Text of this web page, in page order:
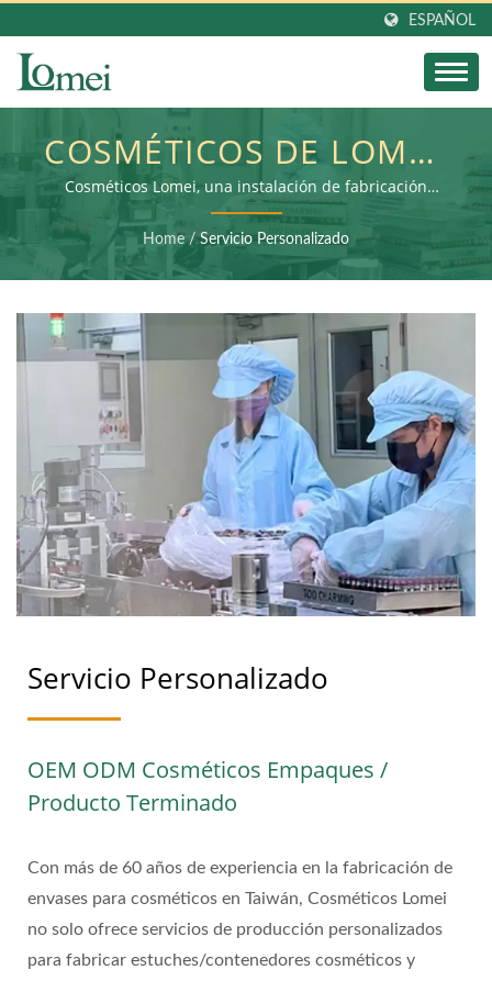
ESPAÑOL
COSMÉTICOS DE LOMEI,
UNA INSTALACIÓN DE
FABRICACIÓN
ESPECIALIZADA EN
ENVASES Y
CONTENEDORES DE
COSMÉTICOS
SOSTENIBLES Y
ECOLÓGICOS | LOMEI
COSMETICS ENT. CO.,
LTD.
Cosméticos Lomei, una instalación de fabricación
especializada en envases y embalajes de cosméticos
ecológicos y sostenibles
Home / Servicio Personalizado
Servicio Personalizado
OEM ODM Cosméticos Empaques /
Producto Terminado
Con más de 60 años de experiencia en la fabricación de
envases para cosméticos en Taiwán, Cosméticos Lomei
no solo ofrece servicios de producción personalizados
para fabricar estuches/contenedores cosméticos y